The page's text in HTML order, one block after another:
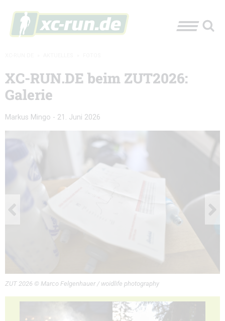
XC-RUN.DE beim ZUT2026:
Galerie
Markus Mingo - 21. Juni 2026
ZUT 2026 © Marco Felgenhauer / woidlife photography